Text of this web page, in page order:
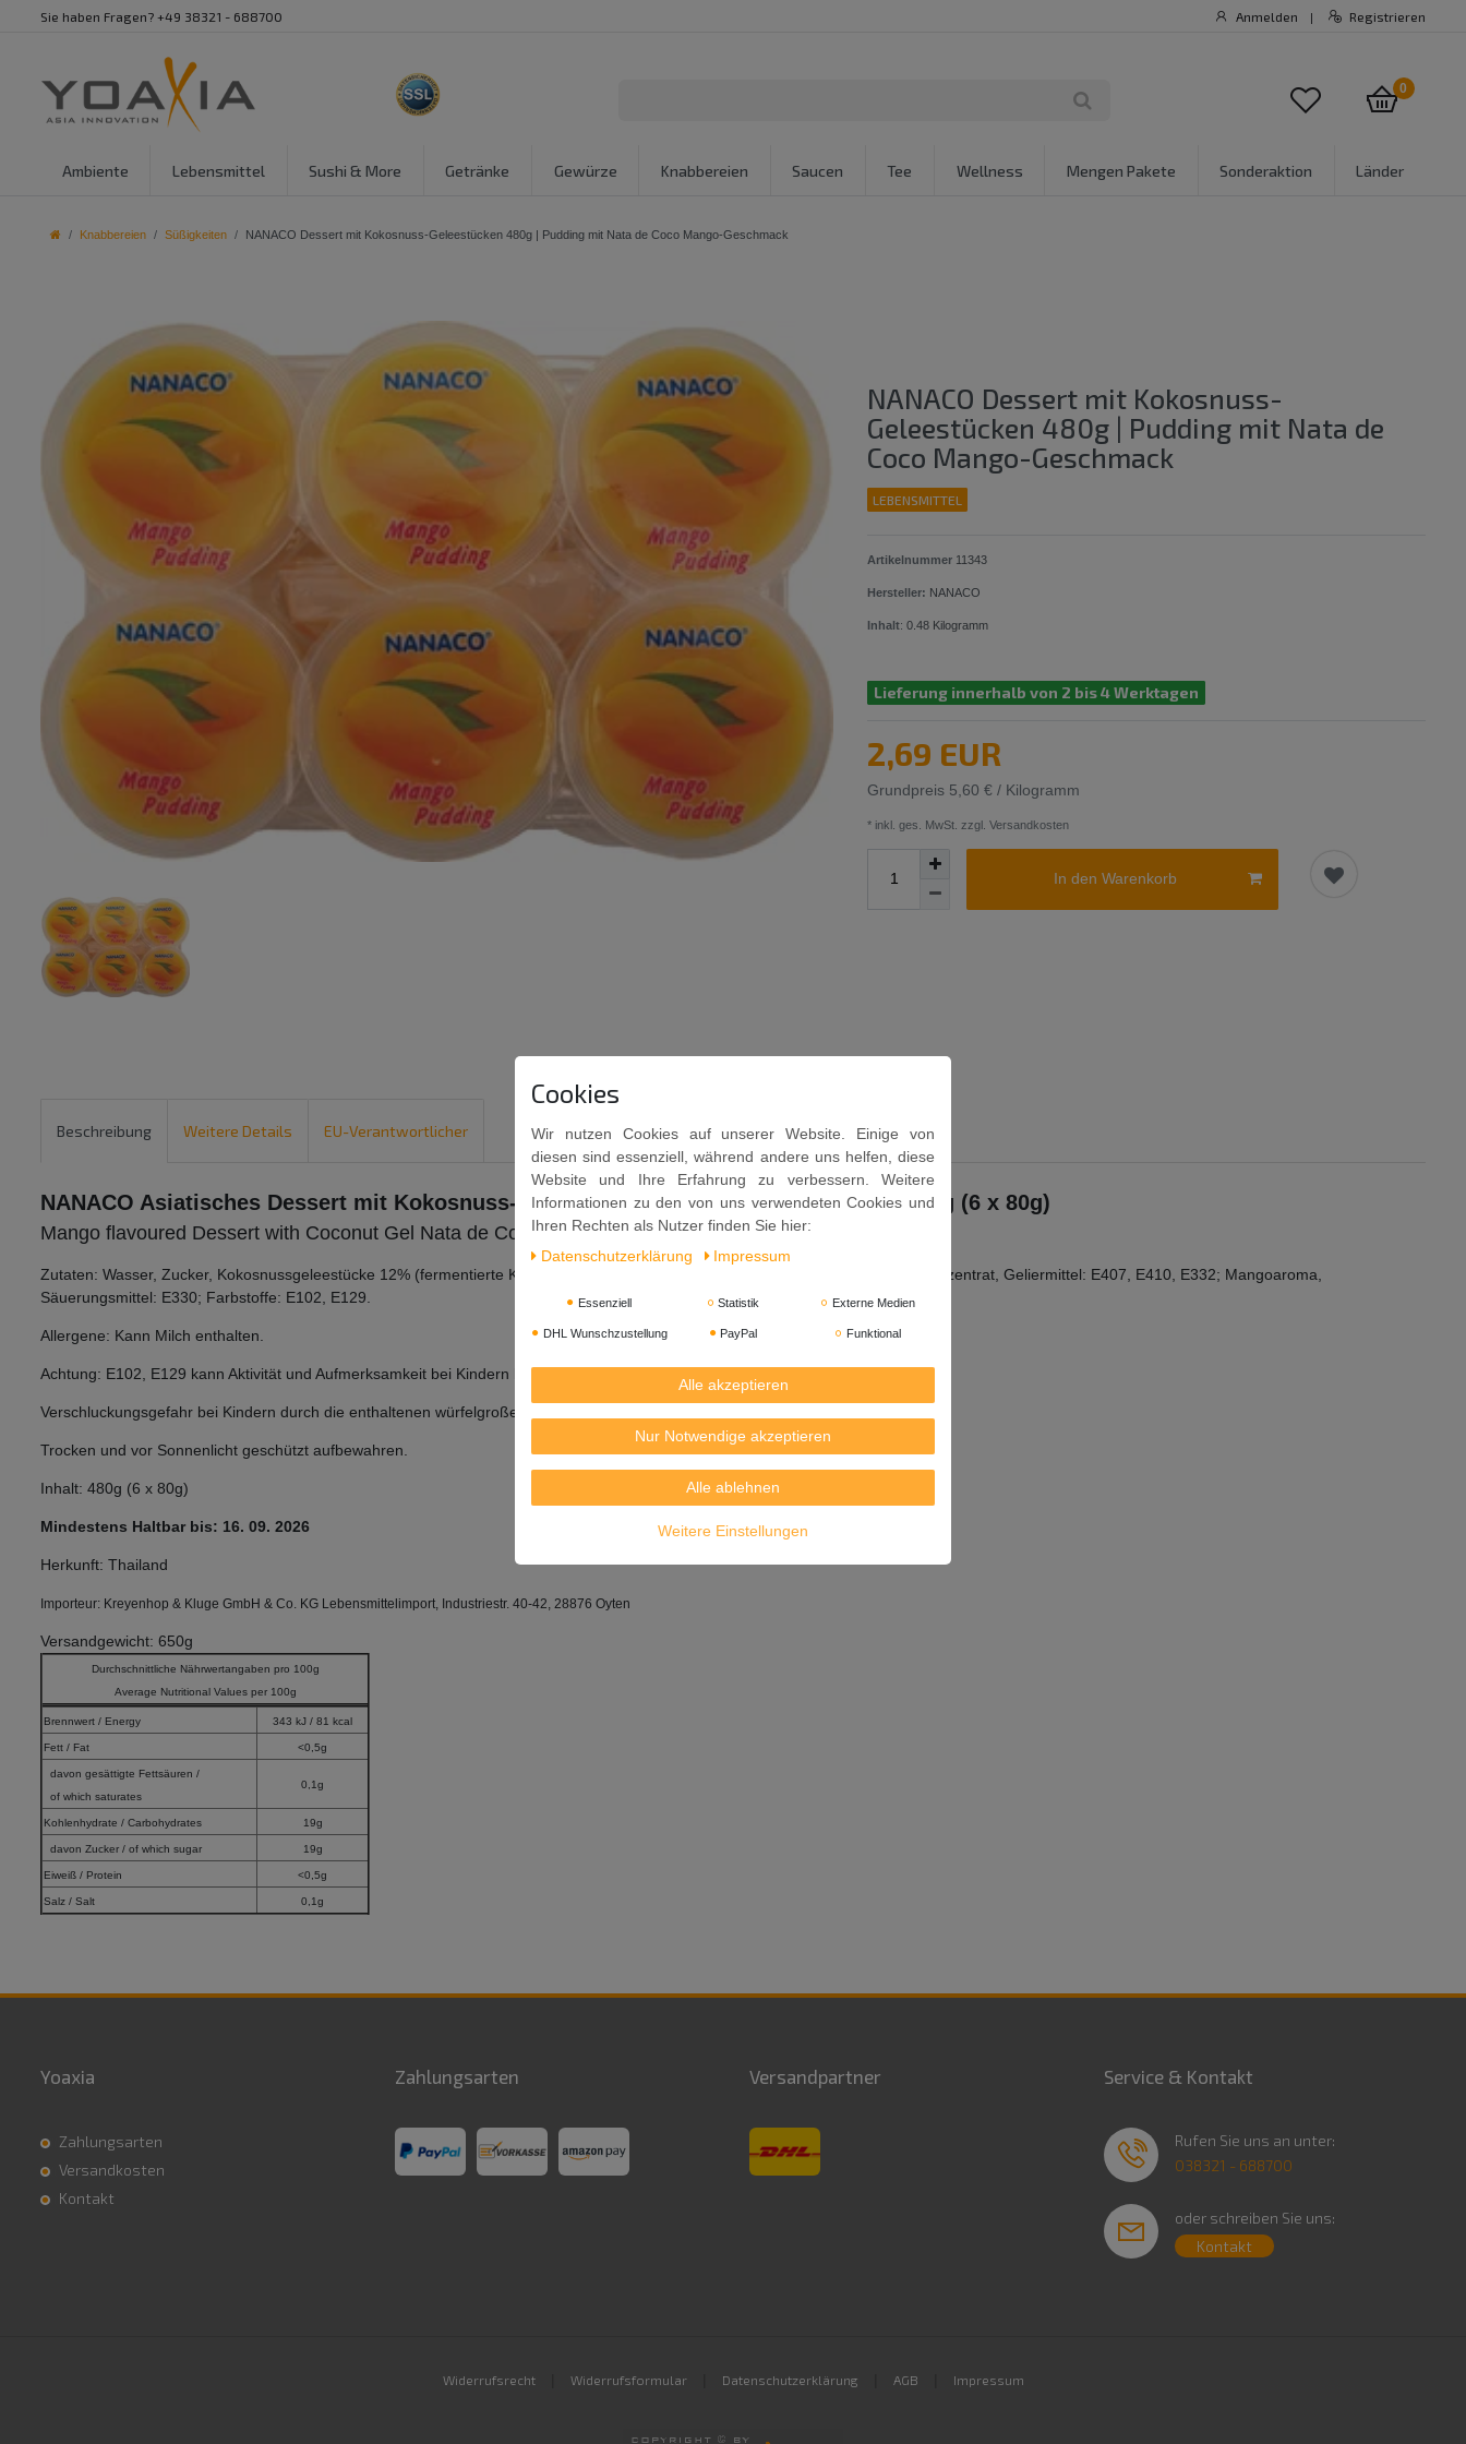
Sie haben Fragen? +49 38321 - 688700 Anmelden | Registrieren
0
Ambiente Lebensmittel Sushi & More Getränke Gewürze Knabbereien Saucen Tee Wellness Mengen Pakete Sonderaktion Länder
Knabbereien Süßigkeiten NANACO Dessert mit Kokosnuss-Geleestücken 480g | Pudding mit Nata de Coco Mango-Geschmack
NANACO Dessert mit Kokosnuss-
Geleestücken 480g | Pudding mit Nata de
Coco Mango-Geschmack
LEBENSMITTEL
Artikelnummer 11343
Hersteller: NANACO
Inhalt:0.48 Kilogramm
Lieferung innerhalb von 2 bis 4 Werktagen
2,69 EUR
Grundpreis 5,60 € / Kilogramm
* inkl. ges. MwSt. zzgl. Versandkosten
In den Warenkorb
Beschreibung Weitere Details EU-Verantwortlicher
NANACO Asiatisches Dessert mit Kokosnuss-Geleestücken und Mangogeschmack 480g (6 x 80g)
Mango flavoured Dessert with Coconut Gel Nata de Coco
Zutaten: Wasser, Zucker, Kokosnussgeleestücke 12% (fermentierte Kokosnusscreme, Zucker, Säuerungsmittel: E260), Apfelsaftkonzentrat, Geliermittel: E407, E410, E332; Mangoaroma,
Säuerungsmittel: E330; Farbstoffe: E102, E129.
Allergene: Kann Milch enthalten.
Achtung: E102, E129 kann Aktivität und Aufmerksamkeit bei Kindern beeinträchtigen.
Verschluckungsgefahr bei Kindern durch die enthaltenen würfelgroßen Geleestücken. Zum Verzehr immer einen Löffel verwenden.
Trocken und vor Sonnenlicht geschützt aufbewahren.
Inhalt: 480g (6 x 80g)
Mindestens Haltbar bis: 16. 09. 2026
Herkunft: Thailand
Importeur: Kreyenhop & Kluge GmbH & Co. KG Lebensmittelimport, Industriestr. 40-42, 28876 Oyten
Versandgewicht: 650g
Durchschnittliche Nährwertangaben pro 100g
Average Nutritional Values per 100g
Brennwert / Energy 343 kJ / 81 kcal
Fett / Fat <0,5g
davon gesättigte Fettsäuren /
of which saturates
0,1g
Kohlenhydrate / Carbohydrates 19g
davon Zucker / of which sugar 19g
Eiweiß / Protein <0,5g
Salz / Salt 0,1g
Yoaxia
Zahlungsarten
Versandkosten
Kontakt
Zahlungsarten Versandpartner Service & Kontakt
Rufen Sie uns an unter:
038321 - 688700
oder schreiben Sie uns:
Kontakt
Widerrufsrecht Widerrufsformular Datenschutzerklärung AGB Impressum
Cookies
Wir nutzen Cookies auf unserer Website. Einige von
diesen sind essenziell, während andere uns helfen, diese
Website und Ihre Erfahrung zu verbessern. Weitere
Informationen zu den von uns verwendeten Cookies und
Ihren Rechten als Nutzer finden Sie hier:
Daten­schutz­erklärung
Impressum
Essenziell Statistik Externe Medien
DHL Wunschzustellung PayPal Funktional
Alle akzeptieren
Nur Notwendige akzeptieren
Alle ablehnen
Weitere Einstellungen